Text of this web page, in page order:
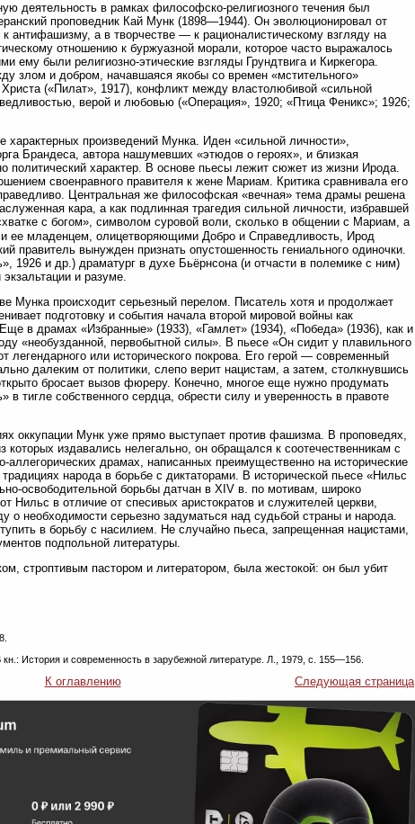
деятельность в рамках философско-религиозного течения был
проповедник Кай Мунк (1898—1944). Он эволюционировал от
к антифашизму, а в творчестве — к рационалистическому взгляду на
отношению к буржуазной морали, которое часто выражалось
ему были религиозно-этические взгляды Грундтвига и Киркегора.
злом и добром, начавшаяся якобы со времен «мстительного»
Христа («Пилат», 1917), конфликт между властолюбивой «сильной
верой и любовью («Операция», 1920; «Птица Феникс»; 1926;
произведений Мунка. Иден «сильной личности»,
Брандеса, автора нашумевших «этюдов о героях», и близкая
политический характер. В основе пьесы лежит сюжет из жизни Ирода.
своенравного правителя к жене Мариам. Критика сравнивала его
Центральная же философская «вечная» тема драмы решена
кара, а как подлинная трагедия сильной личности, избравшей
с богом», символом суровой воли, сколько в общении с Мариам, а
ее младенцем, олицетворяющими Добро и Справедливость, Ирод
правитель вынужден признать опустошенность гениального одиночки.
1926 и др.) драматург в духе Бьёрнсона (и отчасти в полемике с ним)
и разуме.
Мунка происходит серьезный перелом. Писатель хотя и продолжает
подготовку и события начала второй мировой войны как
в драмах «Избранные» (1933), «Гамлет» (1934), «Победа» (1936), как и
«необузданной, первобытной силы». В пьесе «Он сидит у плавильного
легендарного или исторического покрова. Его герой — современный
далеким от политики, слепо верит нацистам, а затем, столкнувшись
бросает вызов фюреру. Конечно, многое еще нужно продумать
тигле собственного сердца, обрести силу и уверенность в правоте
оккупации Мунк уже прямо выступает против фашизма. В проповедях,
которых издавались нелегально, он обращался к соотечественникам с
драмах, написанных преимущественно на исторические
народа в борьбе с диктаторами. В исторической пьесе «Нильс
освободительной борьбы датчан в XIV в. по мотивам, широко
Нильс в отличие от спесивых аристократов и служителей церкви,
о необходимости серьезно задуматься над судьбой страны и народа.
в борьбу с насилием. Не случайно пьеса, запрещенная нацистами,
подпольной литературы.
строптивым пастором и литератором, была жестокой: он был убит
История и современность в зарубежной литературе. Л., 1979, с. 155—156.
К оглавлению Следующая страница